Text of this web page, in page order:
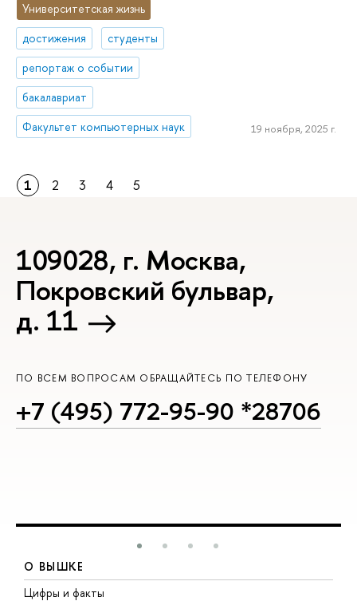
Университетская жизнь
достижения
студенты
репортаж о событии
бакалавриат
Факультет компьютерных наук
19 ноября, 2025 г.
1 2 3 4 5
109028, г. Москва,
Покровский бульвар,
д. 11
ПО ВСЕМ ВОПРОСАМ ОБРАЩАЙТЕСЬ ПО ТЕЛЕФОНУ
+7 (495) 772-95-90 *28706
О ВЫШКЕ
Цифры и факты